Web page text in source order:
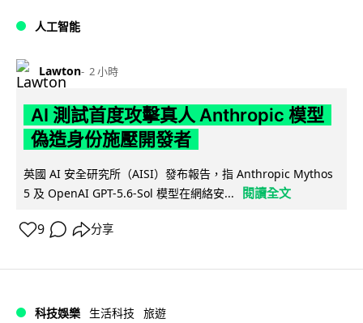
人工智能
Lawton 2 小時
AI 測試首度攻擊真人 Anthropic 模型
偽造身份施壓開發者
英國 AI 安全研究所（AISI）發布報告，指 Anthropic Mythos
5 及 OpenAI GPT-5.6-Sol 模型在網絡安...
閱讀全文
9 分享
科技娛樂 生活科技 旅遊